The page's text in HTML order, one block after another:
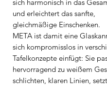
sich harmonisch in das
und erleichtert das sanfte,
gleichmäßige Einschenken.
META ist damit eine
sich kompromisslos in
Tafelkonzepte einfügt: Sie
hervorragend zu weißem
schlichten, klaren Linien,